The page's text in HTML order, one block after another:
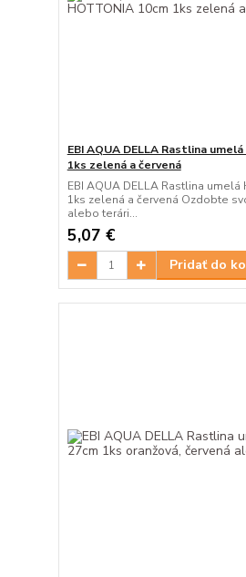
EBI AQUA DELLA Rastlina
1ks zelená a červená
EBI AQUA DELLA Rastlina umelá
1ks zelená a červená Ozdobte
alebo terári...
5,07 €
Pridať do